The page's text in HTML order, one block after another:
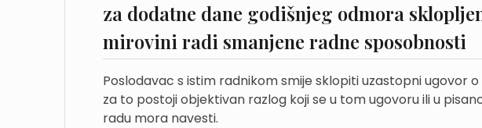
za dodatne dane godišnjeg odmora
mirovini radi smanjene radne sposobnosti
Poslodavac s istim radnikom smije sklopiti uzastopni ugovor
za to postoji objektivan razlog koji se u tom ugovoru ili u
radu mora navesti.